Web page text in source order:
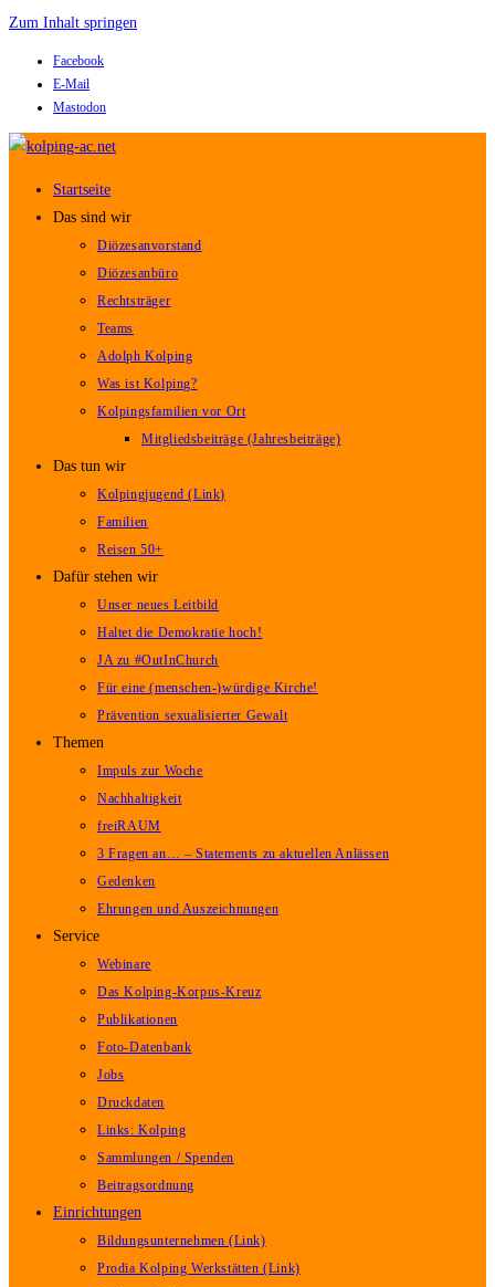
Zum Inhalt springen
Facebook
E-Mail
Mastodon
Startseite
Das sind wir
Diözesanvorstand
Diözesanbüro
Rechtsträger
Teams
Adolph Kolping
Was ist Kolping?
Kolpingsfamilien vor Ort
Mitgliedsbeiträge (Jahresbeiträge)
Das tun wir
Kolpingjugend (Link)
Familien
Reisen 50+
Dafür stehen wir
Unser neues Leitbild
Haltet die Demokratie hoch!
JA zu #OutInChurch
Für eine (menschen-)würdige Kirche!
Prävention sexualisierter Gewalt
Themen
Impuls zur Woche
Nachhaltigkeit
freiRAUM
3 Fragen an… – Statements zu aktuellen Anlässen
Gedenken
Ehrungen und Auszeichnungen
Service
Webinare
Das Kolping-Korpus-Kreuz
Publikationen
Foto-Datenbank
Jobs
Druckdaten
Links: Kolping
Sammlungen / Spenden
Beitragsordnung
Einrichtungen
Bildungsunternehmen (Link)
Prodia Kolping Werkstätten (Link)